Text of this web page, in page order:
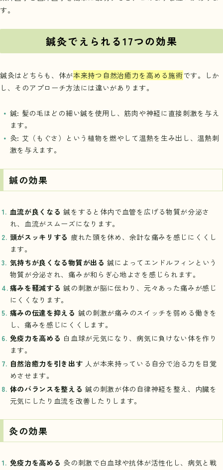
す。
鍼灸でえられる17つの効果
鍼灸はどちらも、体が本来持つ自然治癒力を高める施術です。しか
し、そのアプローチ方法には違いがあります。
鍼: 髪の毛ほどの細い鍼を使用し、筋肉や神経に直接刺激を与え
ます。
灸: 艾（もぐさ）という植物を燃やして温熱を生み出し、温熱刺
激を与えます。
鍼の効果
血流が良くなる 鍼をすると体内で血管を広げる物質が分泌さ
れ、血流がスムーズになります。
頭がスッキリする 疲れた頭を休め、余計な痛みを感じにくくし
ます。
気持ちが良くなる物質が出る 鍼によってエンドルフィンという
物質が分泌され、痛みが和らぎ心地よさを感じられます。
痛みを軽減する 鍼の刺激が脳に伝わり、元々あった痛みが感じ
にくくなります。
痛みの伝達を抑える 鍼の刺激が痛みのスイッチを弱める働きを
し、痛みを感じにくくします。
免疫力を高める 白血球が元気になり、病気に負けない体を作り
ます。
自然治癒力を引き出す 人が本来持っている自分で治る力を目覚
めさせます。
体のバランスを整える 鍼の刺激が体の自律神経を整え、内臓を
元気にしたり血流を改善したりします。
灸の効果
免疫力を高める 灸の刺激で白血球や抗体が活性化し、病気と戦